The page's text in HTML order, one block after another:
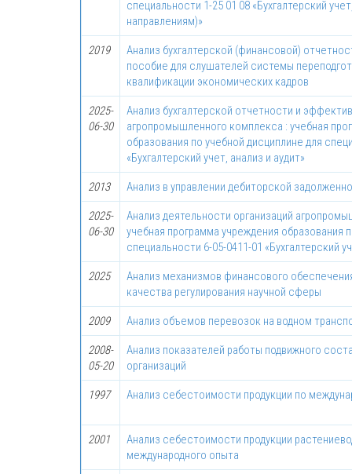
специальности 1-25 01 08 «Бухгалтерский
направлениям)»
2019
Анализ бухгалтерской (финансовой)
пособие для слушателей системы
квалификации экономических кадров
2025-
06-30
Анализ бухгалтерской отчетности и
агропромышленного комплекса : учебная
образования по учебной дисциплине для
«Бухгалтерский учет, анализ и аудит»
2013 Анализ в управлении дебиторской
2025-
06-30
Анализ деятельности организаций
учебная программа учреждения образования
специальности 6-05-0411-01 «Бухгалтерский
2025
Анализ механизмов финансового
качества регулирования научной сферы
2009 Анализ объемов перевозок на водном
2008-
05-20
Анализ показателей работы подвижного
организаций
1997 Анализ себестоимости продукции по
2001
Анализ себестоимости продукции
международного опыта